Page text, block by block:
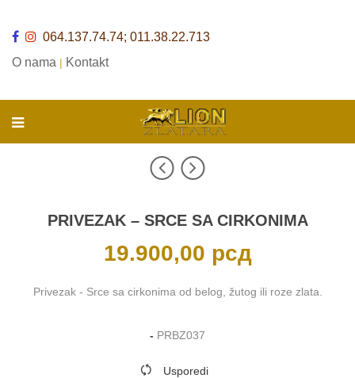
064.137.74.74; 011.38.22.713
O nama | Kontakt
PRIVEZAK – SRCE SA CIRKONIMA
19.900,00 рсд
Privezak - Srce sa cirkonima od belog, žutog ili roze zlata.
- PRBZ037
Usporedi